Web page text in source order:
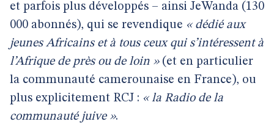
et parfois plus développés – ainsi JeWanda (130
000 abonnés), qui se revendique « dédié aux
jeunes Africains et à tous ceux qui s’intéressent à
l’Afrique de près ou de loin »(et en particulier
la communauté camerounaise en France), ou
plus explicitement RCJ : « la Radio de la
communauté juive ».